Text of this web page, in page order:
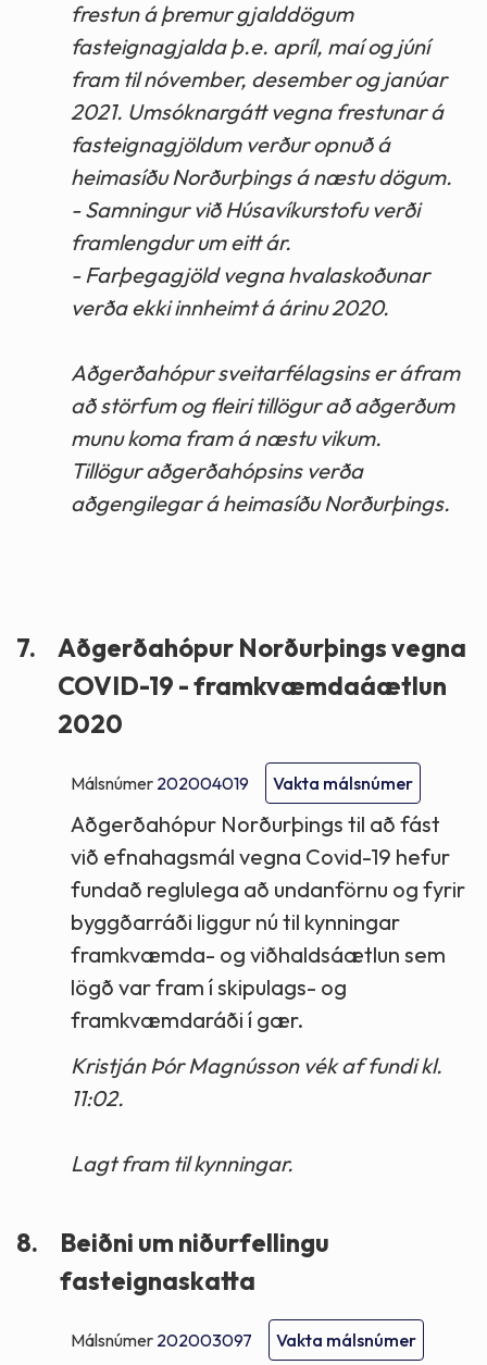
frestun á þremur gjalddögum
fasteignagjalda þ.e. apríl, maí og júní
fram til nóvember, desember og janúar
2021. Umsóknargátt vegna frestunar á
fasteignagjöldum verður opnuð á
heimasíðu Norðurþings á næstu dögum.
- Samningur við Húsavíkurstofu verði
framlengdur um eitt ár.
- Farþegagjöld vegna hvalaskoðunar
verða ekki innheimt á árinu 2020.
Aðgerðahópur sveitarfélagsins er áfram
að störfum og fleiri tillögur að aðgerðum
munu koma fram á næstu vikum.
Tillögur aðgerðahópsins verða
aðgengilegar á heimasíðu Norðurþings.
7.
Aðgerðahópur Norðurþings vegna
COVID-19 - framkvæmdaáætlun
2020
Málsnúmer 202004019 Vakta málsnúmer
Aðgerðahópur Norðurþings til að fást
við efnahagsmál vegna Covid-19 hefur
fundað reglulega að undanförnu og fyrir
byggðarráði liggur nú til kynningar
framkvæmda- og viðhaldsáætlun sem
lögð var fram í skipulags- og
framkvæmdaráði í gær.
Kristján Þór Magnússon vék af fundi kl.
11:02.
Lagt fram til kynningar.
8.
Beiðni um niðurfellingu
fasteignaskatta
Málsnúmer 202003097 Vakta málsnúmer